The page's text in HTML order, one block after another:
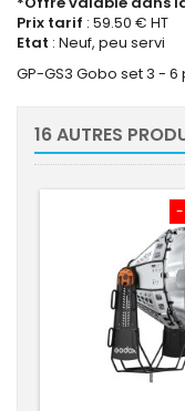
Prix tarif : 59.50 € HT
Etat : Neuf, peu servi
GP-GS3 Gobo set 3 - 6
16 AUTRES
-